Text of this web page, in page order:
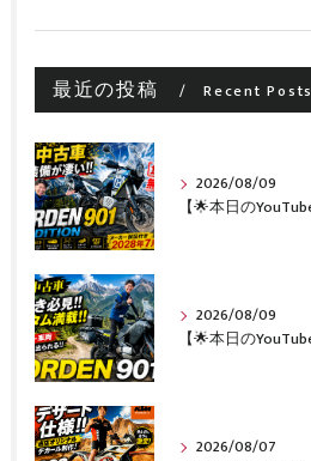
最近の投稿 Recent Posts
2026/08/09
2026/08/09
2026/08/07